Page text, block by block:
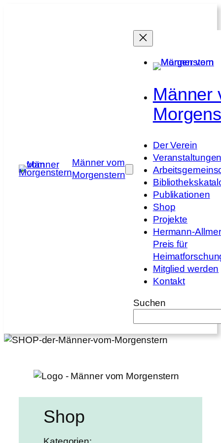
Männer vom
Morgenstern
Männer
Der Verein
Publikationen
Shop
Projekte
Hermann-
Preis für
Mitglied werden
Kontakt
Suchen
Shop